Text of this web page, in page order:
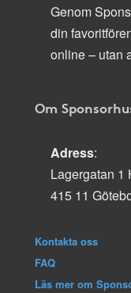
Genom
din
online – utan
Om
Adress:
Lagergatan 1
415 11
Kontakta oss
FAQ
Läs mer om